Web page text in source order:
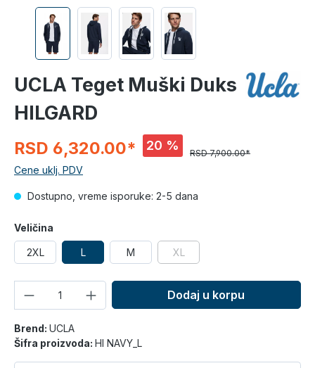
UCLA Teget Muški Duks
HILGARD
RSD 6,320.00* 20 %
RSD 7,900.00*
Cene uklj. PDV
Dostupno, vreme isporuke: 2-5 dana
Veličina
2XL L M XL
Dodaj u korpu
Brend: UCLA
Šifra proizvoda: HI NAVY_L